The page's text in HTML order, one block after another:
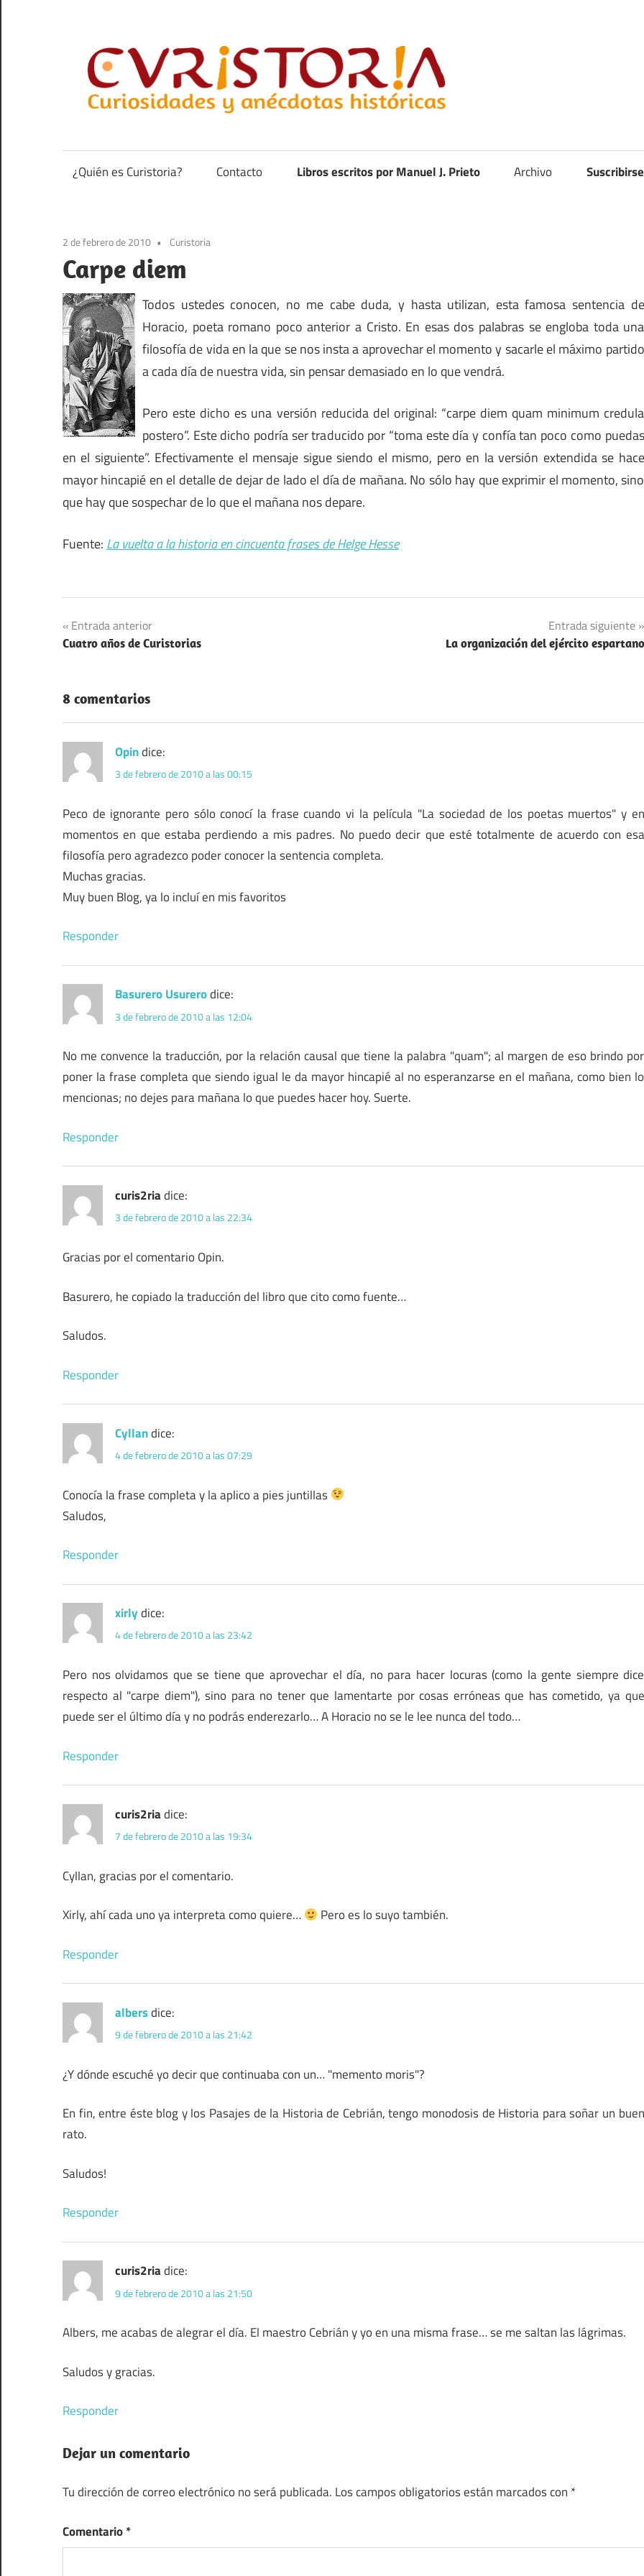
contenido
anécdotas
de
¿Quién es Curistoria? Contacto Libros escritos por Manuel J. Prieto Archivo
2 de febrero de 2010 Curistoria
Carpe diem
Todos ustedes conocen, no me cabe duda, y hasta utilizan, esta famosa sentencia de
Horacio, poeta romano poco anterior a Cristo. En esas dos palabras se engloba toda una
filosofía de vida en la que se nos insta a aprovechar el momento y sacarle el máximo partido
a cada día de nuestra vida, sin pensar demasiado en lo que vendrá.
Pero este dicho es una versión reducida del original: “carpe diem quam minimum credula
postero”. Este dicho podría ser traducido por “toma este día y confía tan poco como puedas
en el siguiente”. Efectivamente el mensaje sigue siendo el mismo, pero en la versión extendida se hace
mayor hincapié en el detalle de dejar de lado el día de mañana. No sólo hay que exprimir el momento, sino
que hay que sospechar de lo que el mañana nos depare.
Fuente: La vuelta a la historia en cincuenta frases de Helge Hesse
Navegación
de
entradas
Entrada anterior
Cuatro años de Curistorias
Entrada siguiente
La organización del ejército espartano
8 comentarios
Opindice:
3 de febrero de 2010 a las 00:15
Peco de ignorante pero sólo conocí la frase cuando vi la película "La sociedad de los poetas muertos" y en
momentos en que estaba perdiendo a mis padres. No puedo decir que esté totalmente de acuerdo con esa
filosofía pero agradezco poder conocer la sentencia completa.
Muchas gracias.
Muy buen Blog, ya lo incluí en mis favoritos
Responder
Basurero Usurerodice:
3 de febrero de 2010 a las 12:04
No me convence la traducción, por la relación causal que tiene la palabra "quam"; al margen de eso brindo por
poner la frase completa que siendo igual le da mayor hincapié al no esperanzarse en el mañana, como bien lo
mencionas; no dejes para mañana lo que puedes hacer hoy. Suerte.
Responder
curis2riadice:
3 de febrero de 2010 a las 22:34
Gracias por el comentario Opin.
Basurero, he copiado la traducción del libro que cito como fuente…
Saludos.
Responder
Cyllandice:
4 de febrero de 2010 a las 07:29
Conocía la frase completa y la aplico a pies juntillas
Saludos,
Responder
xirlydice:
4 de febrero de 2010 a las 23:42
Pero nos olvidamos que se tiene que aprovechar el día, no para hacer locuras (como la gente siempre dice
respecto al "carpe diem"), sino para no tener que lamentarte por cosas erróneas que has cometido, ya que
puede ser el último día y no podrás enderezarlo… A Horacio no se le lee nunca del todo…
Responder
curis2riadice:
7 de febrero de 2010 a las 19:34
Cyllan, gracias por el comentario.
Xirly, ahí cada uno ya interpreta como quiere… Pero es lo suyo también.
Responder
albersdice:
9 de febrero de 2010 a las 21:42
¿Y dónde escuché yo decir que continuaba con un… "memento moris"?
En fin, entre éste blog y los Pasajes de la Historia de Cebrián, tengo monodosis de Historia para soñar un buen
rato.
Saludos!
Responder
curis2riadice:
9 de febrero de 2010 a las 21:50
Albers, me acabas de alegrar el día. El maestro Cebrián y yo en una misma frase… se me saltan las lágrimas.
Saludos y gracias.
Responder
Dejar un comentario
Tu dirección de correo electrónico no será publicada. Los campos obligatorios están marcados con *
Comentario*